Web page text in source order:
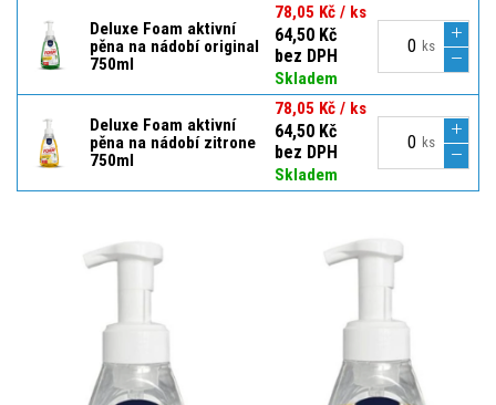
Deluxe Foam aktivní
pěna na nádobí original
750ml
78,05 Kč / ks
64,50 Kč
bez DPH
Skladem
ks
Deluxe Foam aktivní
pěna na nádobí zitrone
750ml
78,05 Kč / ks
64,50 Kč
bez DPH
Skladem
ks